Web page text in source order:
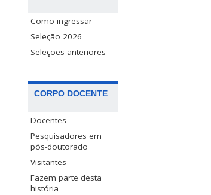
Como ingressar
Seleção 2026
Seleções anteriores
CORPO DOCENTE
Docentes
Pesquisadores em
pós-doutorado
Visitantes
Fazem parte desta
história